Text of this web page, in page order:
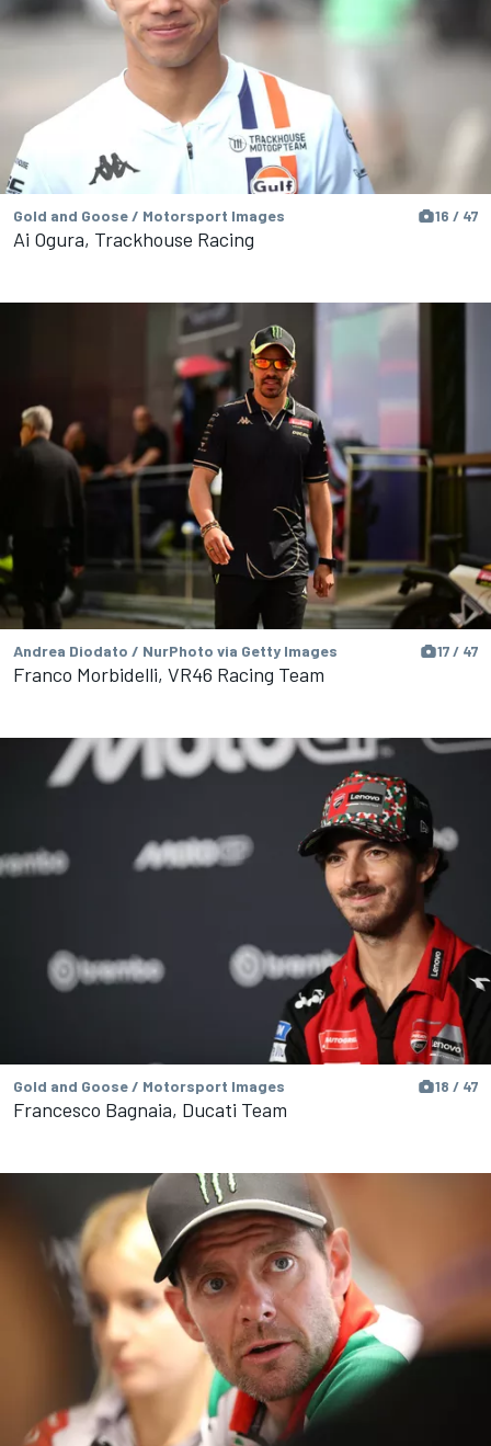
Gold and Goose / Motorsport Images 16 / 47
Ai Ogura, Trackhouse Racing
Andrea Diodato / NurPhoto via Getty Images 17 / 47
Franco Morbidelli, VR46 Racing Team
Gold and Goose / Motorsport Images 18 / 47
Francesco Bagnaia, Ducati Team